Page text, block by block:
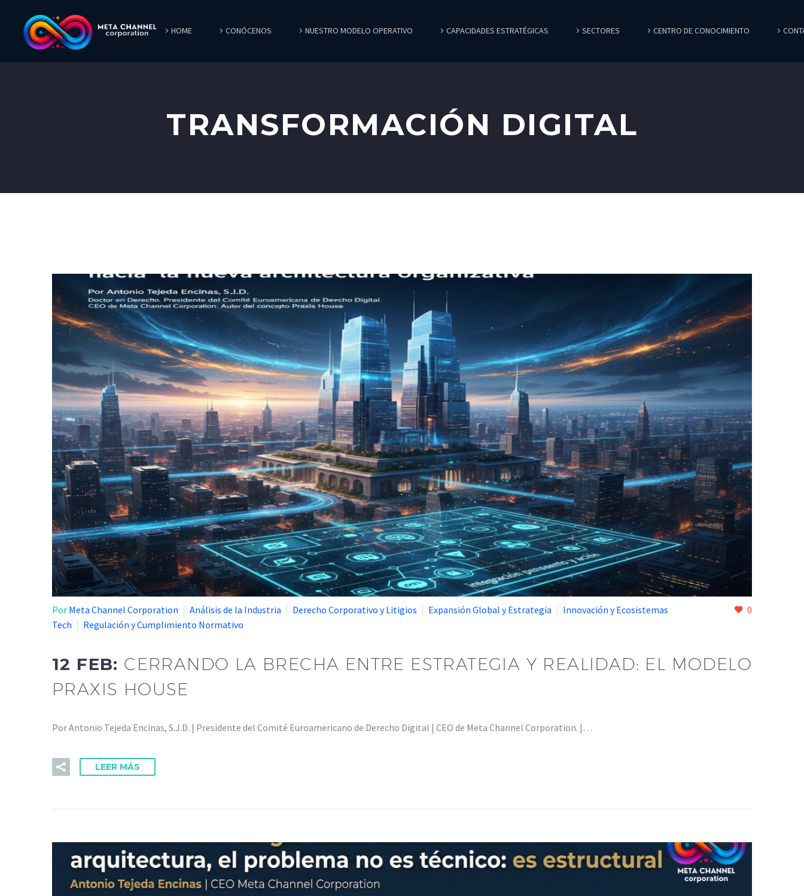
HOME CONÓCENOS NUESTRO MODELO OPERATIVO CAPACIDADES ESTRATÉGICAS SECTORES CENTRO DE CONOCIMIENTO
TRANSFORMACIÓN DIGITAL
0
Por Meta Channel Corporation Análisis de la Industria Derecho Corporativo y Litigios Expansión Global y Estrategia
Innovación y Ecosistemas
Tech
Regulación y Cumplimiento Normativo
12 FEB: CERRANDO LA BRECHA ENTRE ESTRATEGIA Y REALIDAD: EL MODELO
PRAXIS HOUSE
Por Antonio Tejeda Encinas, S.J.D. | Presidente del Comité Euroamericano de Derecho Digital | CEO de Meta Channel Corporation. |…
LEER MÁS